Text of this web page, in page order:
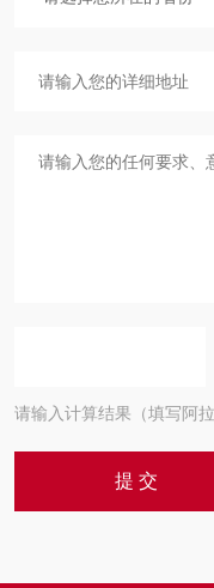
请输入计算结果（填写阿